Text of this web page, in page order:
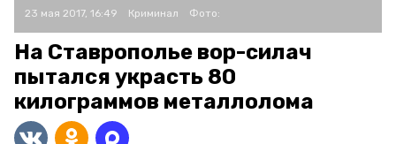
23 мая 2017, 16:49 Криминал Фото:
На Ставрополье вор-силач
пытался украсть 80
килограммов металлолома